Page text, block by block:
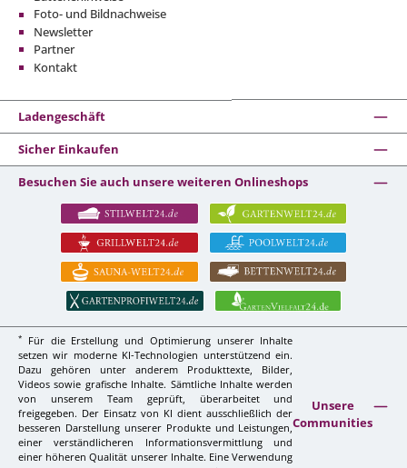
Foto- und Bildnachweise
Newsletter
Partner
Kontakt
Ladengeschäft
Sicher Einkaufen
Besuchen Sie auch unsere weiteren Onlineshops
*
Für die Erstellung und Optimierung unserer Inhalte
setzen wir moderne KI-Technologien unterstützend ein.
Dazu gehören unter anderem Produkttexte, Bilder,
Videos sowie grafische Inhalte. Sämtliche Inhalte werden
von unserem Team geprüft, überarbeitet und
freigegeben. Der Einsatz von KI dient ausschließlich der
besseren Darstellung unserer Produkte und Leistungen,
einer verständlicheren Informationsvermittlung und
einer höheren Qualität unserer Inhalte. Eine Verwendung
Unsere
Communities